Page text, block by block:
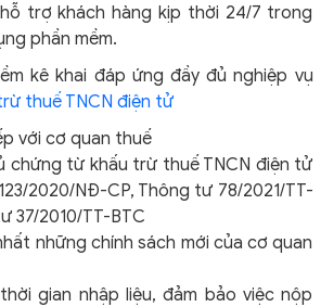
trợ khách hàng kịp thời 24/7 trong
phần mềm.
kê khai đáp ứng đầy đủ nghiệp vụ
thuế TNCN điện tử
với cơ quan thuế
chứng từ khấu trừ thuế TNCN điện tử
2020/NĐ-CP, Thông tư 78/2021/TT-
37/2010/TT-BTC
những chính sách mới của cơ quan
gian nhập liệu, đảm bảo việc nộp